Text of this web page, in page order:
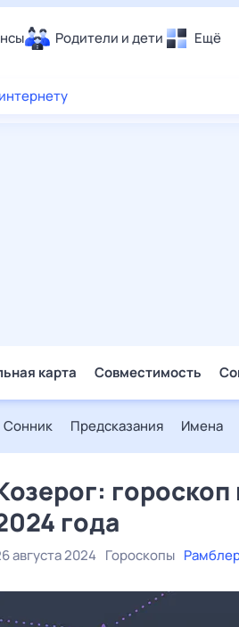
Родители и дети Ещё
Еда
карта Совместимость
Сонник Предсказания Имена
гороскоп
года
августа 2024 Гороскопы